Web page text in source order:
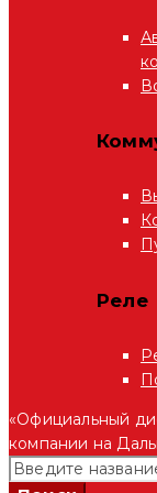
Реле
«Официальный
компании на